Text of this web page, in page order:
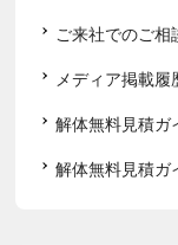
ご来社でのご相
メディア掲載履
解体無料見積ガ
解体無料見積ガ